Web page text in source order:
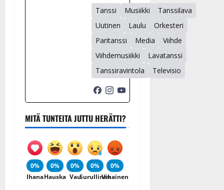
Tanssi Musiikki
Tanssilava
Uutinen
Laulu
Orkesteri
Paritanssi
Media
Viihde
Viihdemusiikki
Lavatanssi
Tanssiravintola
Televisio
MITÄ TUNTEITA JUTTU HERÄTTI?
0%
Ihana
0%
Hauska
0%
Vau
0%
Surullinen
0%
Vihainen